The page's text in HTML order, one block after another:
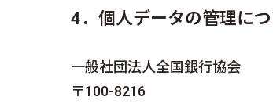
4．個人データの管理に
一般社団法人全国銀行協会
〒100-8216